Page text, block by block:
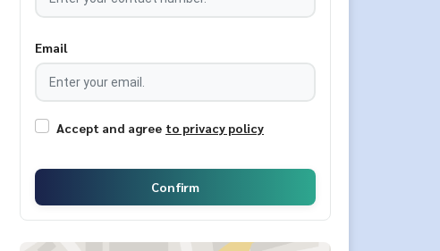
Email
Accept and agree to privacy policy
Confirm